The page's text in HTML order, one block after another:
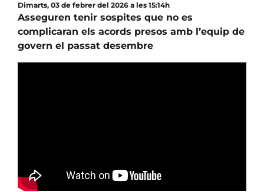
Dimarts, 03 de febrer del 2026 a les 15:14h
Asseguren tenir sospites que no es
complicaran els acords presos amb l’equip de
govern el passat desembre